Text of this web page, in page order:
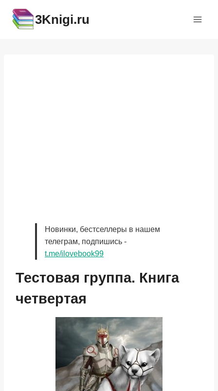
содержимому
3Knigi.ru
Новинки, бестселлеры в нашем
телеграм, подпишись -
t.me/ilovebook99
Тестовая группа. Книга
четвертая